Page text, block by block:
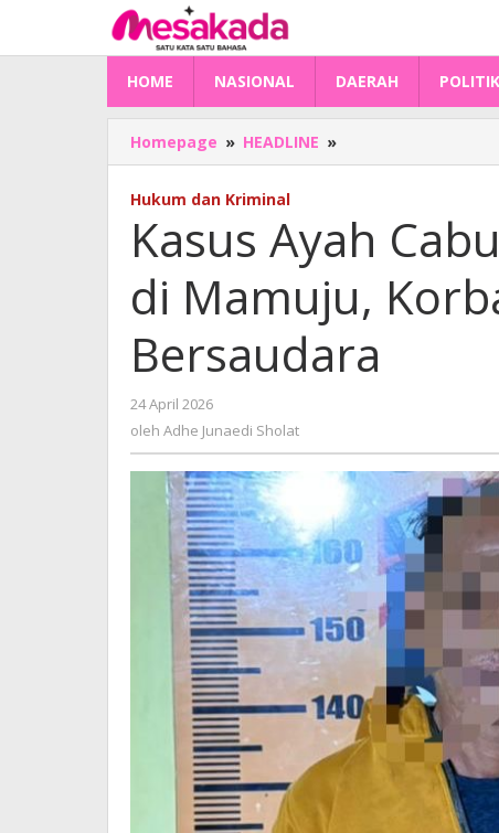
konten
HOME NASIONAL DAERAH POLITIK
Homepage » HEADLINE »
Ayah
Kembali
Terjadi
Mamuju,
Korbannya
Dua
Orang
Hukum dan Kriminal
Kasus Ayah
di Mamuju,
Bersaudara
24 April 2026
Adhe
oleh Adhe Junaedi Sholat